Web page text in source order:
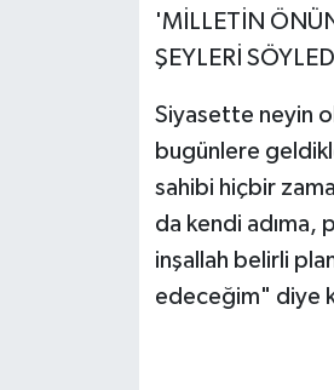
'MİLLETİN
ŞEYLERİ
Siyasette neyin
bugünlere
sahibi hiçbir
da kendi adıma,
inşallah belirli
edeceğim" diye